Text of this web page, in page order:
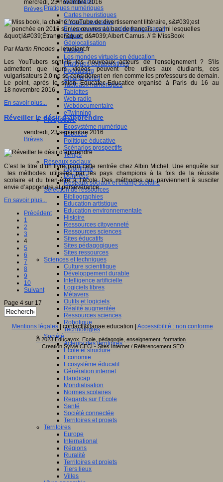
Pratiques numériques
Cartes heuristiques
Classes inversées
Environnement Numérique de Travail
Fablab
Géolocalisation
Images
Les mondes virtuels en éducation
Pratiques collaboratives
Podcasting
Smartphones
Tableaux numériques
Tablettes
Web radio
Webdocumentaire
eTwinning
Prospective
Ecosystème numérique
Espaces
Politique éducative
Scénarios prospectifs
Temps
Réseaux sociaux
Algorithme
Données
Réseaux sociaux et champ scolaire
Sélection de ressources
Bibliographies
Education artistique
Education environnementale
Histoire
Ressources citoyenneté
Ressources sciences
Sites éducatifs
Sites pédagogiques
Sites ressources
Sciences et techniques
Culture scientifique
Développement durable
Intelligence artificielle
Logiciels libres
Métavers
Outils et logiciels
Réalité augmentée
Ressources sciences
Robotique
Technologies
Société
Acteurs des territoires
Ecole et structure
Economie
Ecosystème éducatif
Génération internet
Handicap
Mondialisation
Normes scolaires
Regards sur l’Ecole
Santé
Société connectée
Territoires et projets
Territoires
Europe
International
Régions
Ruralité
Territoires et projets
Tiers lieux
Villes
mercredi, 23 novembre 2016
Brèves
Par Martin Rhodes- letudiant.fr
Les YouTubers sont-ils les nouveaux acteurs de l'enseignement ? S'ils
admettent que leurs vidéos peuvent être utiles aux étudiants, ces
vulgarisateurs 2.0 ne se considèrent en rien comme les professeurs de demain.
Le point, après le salon Educatec-Educatice organisé à Paris du 16 au
18 novembre 2016.
En savoir plus...
Réveiller le désir d’apprendre
vendredi, 23 septembre 2016
Brèves
C’est le titre d’un livre paru cette rentrée chez Albin Michel. Une enquête sur
les méthodes utilisées par les pays champions à la fois de la réussite
scolaire et du bien-être à l’école. Des méthodes qui parviennent à susciter
envie d’apprendre et persévérance.
En savoir plus...
Précédent
1
2
3
4
5
6
7
8
9
10
Suivant
Page 4 sur 17
Mentions légales| contact[@]anae.education | Accessibilité : non conforme
© 2023 Educavox, Ecole, pédagogie, enseignement, formation
Creation Sylvie CECI - Sites Internet / Référencement SEO